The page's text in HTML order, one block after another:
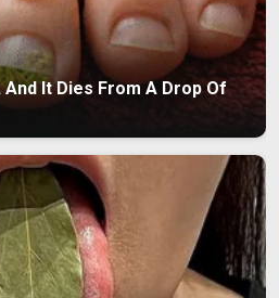
It Dies From A Drop Of